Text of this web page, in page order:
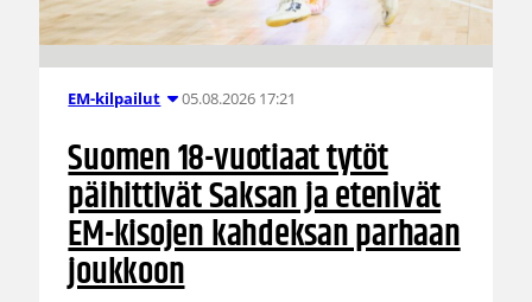
EM-kilpailut 05.08.2026 17:21
Suomen 18-vuotiaat tytöt
päihittivät Saksan ja etenivät
EM-kisojen kahdeksan parhaan
joukkoon